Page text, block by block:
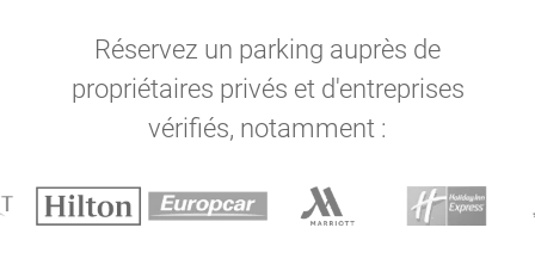
Réservez un parking auprès de
propriétaires privés et d'entreprises
vérifiés, notamment :